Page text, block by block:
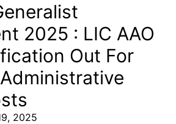
2025 : LIC AAO
Out For
2025